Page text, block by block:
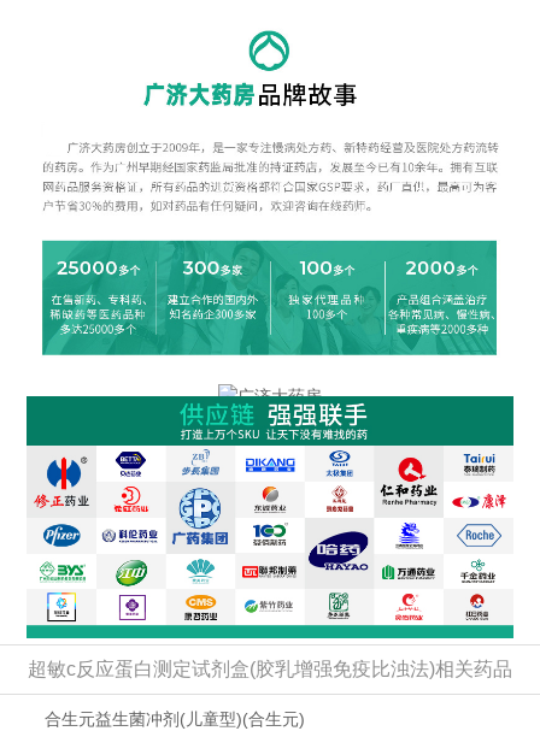
超敏c反应蛋白测定试剂盒(胶乳增强免疫比浊法)相关药品
合生元益生菌冲剂(儿童型)(合生元)